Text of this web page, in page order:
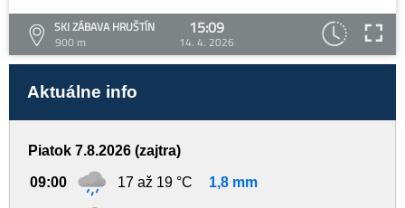
SKI ZÁBAVA HRUŠTÍN
900 m
15:09
14. 4. 2026
Aktuálne info
Piatok 7.8.2026 (zajtra)
09:00 17 až 19 °C 1,8 mm